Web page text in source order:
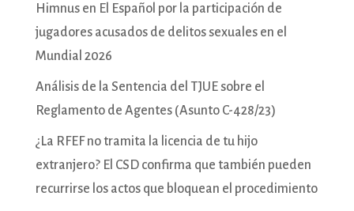
Himnus en El Español por la participación de
jugadores acusados de delitos sexuales en el
Mundial 2026
Análisis de la Sentencia del TJUE sobre el
Reglamento de Agentes (Asunto C-428/23)
¿La RFEF no tramita la licencia de tu hijo
extranjero? El CSD confirma que también pueden
recurrirse los actos que bloquean el procedimiento